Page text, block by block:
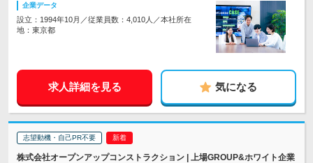
企業データ
設立：1994年10月／従業員数：4,010人／本社所在
地：東京都
求人詳細を見る 気になる
志望動機・自己PR不要
株式会社オープンアップコンストラクション | 上場GROUP&ホワイト企業